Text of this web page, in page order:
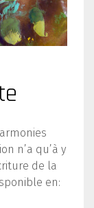
n’a qu’à y
de la
en: